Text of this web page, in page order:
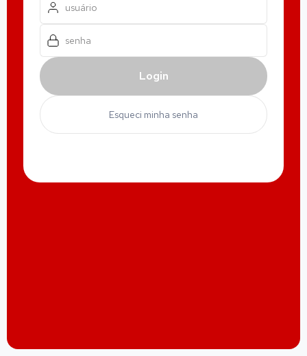
Login
Esqueci minha senha